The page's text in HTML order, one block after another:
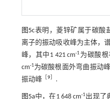
图5c表明，菱锌矿属于碳酸
离子的振动吸收峰为主体，
峰，其中1 421 cm-1 为碳酸
cm-1为碳酸根面外弯曲振动
振动峰［ 9］ .
图5a中，在1 648 cm-1出现了